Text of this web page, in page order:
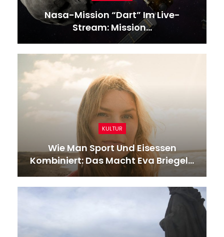
Nasa-Mission “Dart” Im Live-
Stream: Mission…
KULTUR
Wie Man Sport Und Eisessen
Kombiniert: Das Macht Eva Briegel…